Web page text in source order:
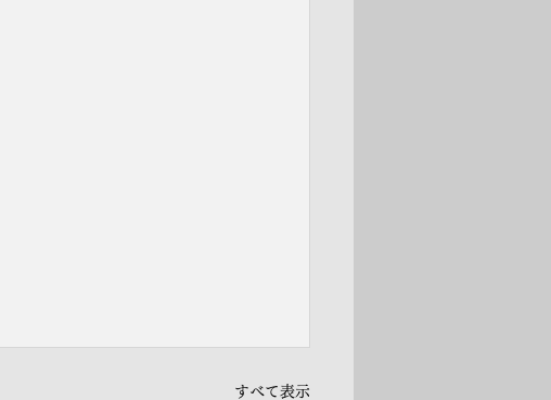
すべて表示